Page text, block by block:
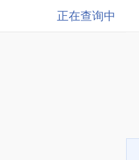
正在查询中